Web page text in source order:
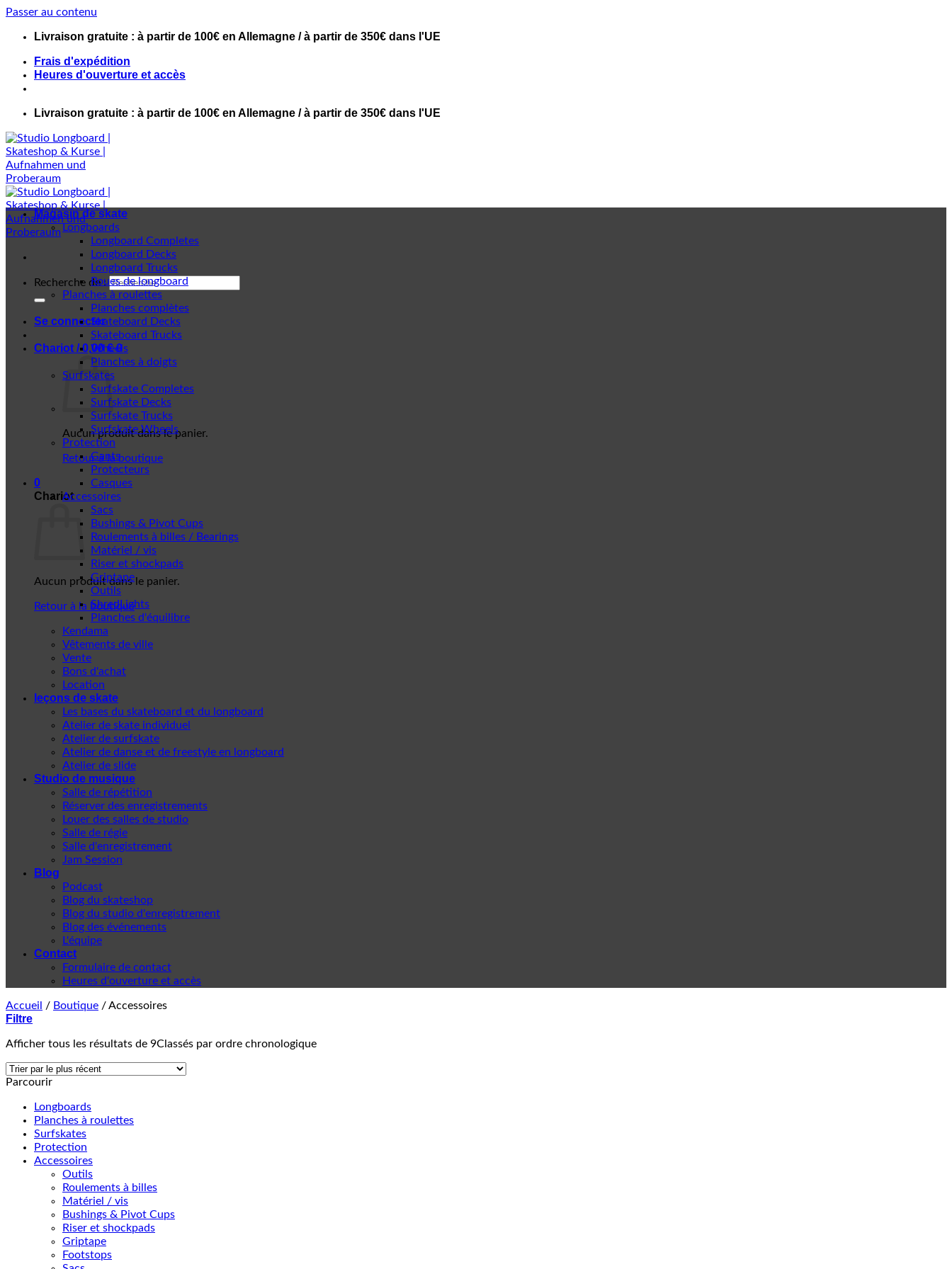
Passer au contenu
Livraison gratuite : à partir de 100€ en Allemagne / à partir de 350€ dans l'UE
Frais d'expédition
Heures d'ouverture et accès
Livraison gratuite : à partir de 100€ en Allemagne / à partir de 350€ dans l'UE
Recherche de :
Se connecter
Chariot /0,00€ 0
Aucun produit dans le panier.
Retour à la boutique
0
Chariot
Aucun produit dans le panier.
Retour à la boutique
Magasin de skate
Longboards
Longboard Completes
Longboard Decks
Longboard Trucks
Roues de longboard
Planches à roulettes
Planches complètes
Skateboard Decks
Skateboard Trucks
Wheels
Planches à doigts
Surfskates
Surfskate Completes
Surfskate Decks
Surfskate Trucks
Surfskate Wheels
Protection
Gants
Protecteurs
Casques
Accessoires
Sacs
Bushings & Pivot Cups
Roulements à billes / Bearings
Matériel / vis
Riser et shockpads
Griptape
Outils
ShredLights
Planches d'équilibre
Kendama
Vêtements de ville
Vente
Bons d'achat
Location
leçons de skate
Les bases du skateboard et du longboard
Atelier de skate individuel
Atelier de surfskate
Atelier de danse et de freestyle en longboard
Atelier de slide
Studio de musique
Salle de répétition
Réserver des enregistrements
Louer des salles de studio
Salle de régie
Salle d'enregistrement
Jam Session
Blog
Podcast
Blog du skateshop
Blog du studio d'enregistrement
Blog des événements
L'équipe
Contact
Formulaire de contact
Heures d'ouverture et accès
Accueil / Boutique /Accessoires
Filtre
Afficher tous les résultats de 9Classés par ordre chronologique
Parcourir
Longboards
Planches à roulettes
Surfskates
Protection
Accessoires
Outils
Roulements à billes
Matériel / vis
Bushings & Pivot Cups
Riser et shockpads
Griptape
Footstops